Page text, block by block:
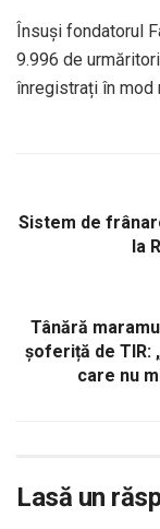
Însuși fondatorul
9.996 de
înregistrați în mod
Sistem de
la
Tânără
șoferiță de TIR:
care nu
Lasă un